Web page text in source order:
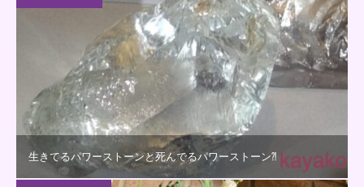
生きてるパワーストーンと死んでるパワーストーン⁈